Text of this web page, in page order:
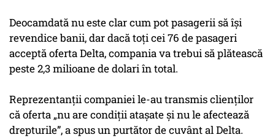
Deocamdată nu este clar cum pot pasagerii să își
revendice banii, dar dacă toți cei 76 de pasageri
acceptă oferta Delta, compania va trebui să plătească
peste 2,3 milioane de dolari în total.
Reprezentanții companiei le-au transmis clienților
că oferta „nu are condiții atașate și nu le afectează
drepturile”, a spus un purtător de cuvânt al Delta.